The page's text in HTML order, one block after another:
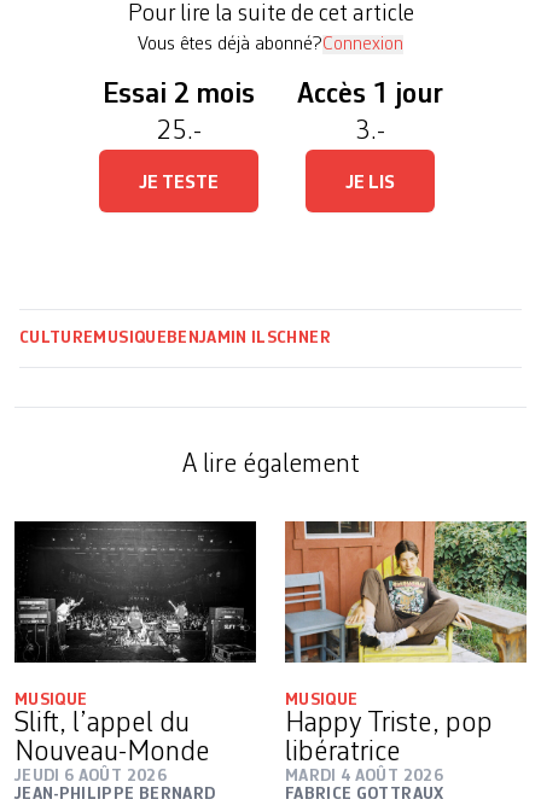
Pour lire la suite de cet article
Vous êtes déjà abonné?Connexion
Essai 2 mois
25.-
JE TESTE
Accès 1 jour
3.-
JE LIS
CULTURE MUSIQUE BENJAMIN ILSCHNER
A lire également
MUSIQUE
Slift, l’appel du
Nouveau-Monde
JEUDI 6 AOÛT 2026
JEAN-PHILIPPE BERNARD
MUSIQUE
Happy Triste, pop
libératrice
MARDI 4 AOÛT 2026
FABRICE GOTTRAUX